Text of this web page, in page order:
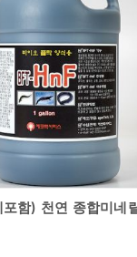
함) 천연 종합미네